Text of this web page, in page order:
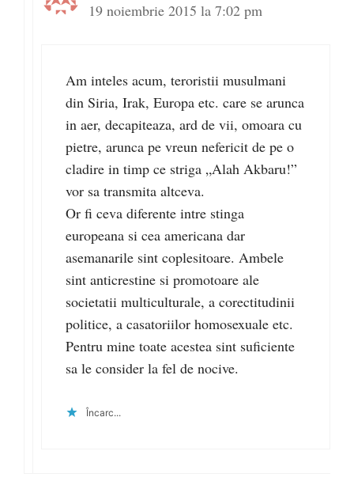
19 noiembrie 2015 la 7:02 pm
Am inteles acum, teroristii musulmani
din Siria, Irak, Europa etc. care se arunca
in aer, decapiteaza, ard de vii, omoara cu
pietre, arunca pe vreun nefericit de pe o
cladire in timp ce striga „Alah Akbaru!”
vor sa transmita altceva.
Or fi ceva diferente intre stinga
europeana si cea americana dar
asemanarile sint coplesitoare. Ambele
sint anticrestine si promotoare ale
societatii multiculturale, a corectitudinii
politice, a casatoriilor homosexuale etc.
Pentru mine toate acestea sint suficiente
sa le consider la fel de nocive.
Încarc...